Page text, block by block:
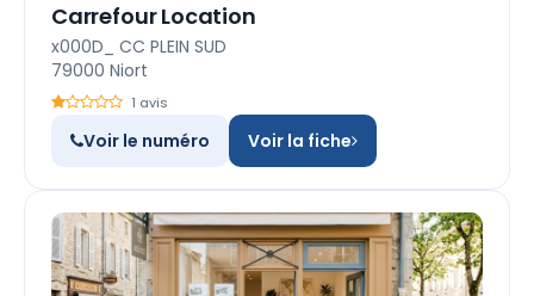
Carrefour Location
x000D_ CC PLEIN SUD
79000 Niort
1 avis
Voir le numéro Voir la fiche